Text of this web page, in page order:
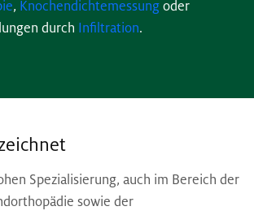
, Knochendichtemessung oder
durch
Infiltration.
Spezialisierung, auch im Bereich der
sowie der